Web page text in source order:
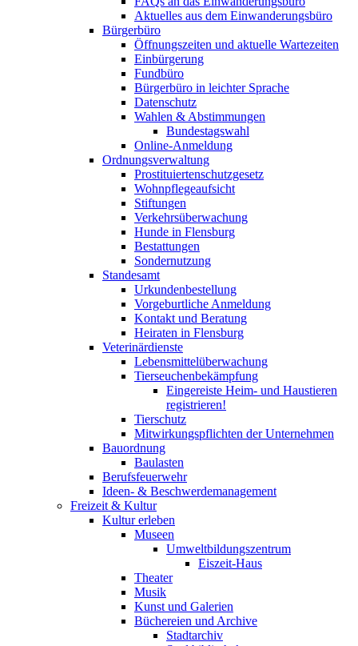
Aktuelles aus dem Einwanderungsbüro
Bürgerbüro
Öffnungszeiten und aktuelle Wartezeiten
Einbürgerung
Fundbüro
Bürgerbüro in leichter Sprache
Datenschutz
Wahlen & Abstimmungen
Bundestagswahl
Online-Anmeldung
Ordnungsverwaltung
Prostituiertenschutzgesetz
Wohnpflegeaufsicht
Stiftungen
Verkehrsüberwachung
Hunde in Flensburg
Bestattungen
Sondernutzung
Standesamt
Urkundenbestellung
Vorgeburtliche Anmeldung
Kontakt und Beratung
Heiraten in Flensburg
Veterinärdienste
Lebensmittelüberwachung
Tierseuchenbekämpfung
Eingereiste Heim- und Haustieren
registrieren!
Tierschutz
Mitwirkungspflichten der Unternehmen
Bauordnung
Baulasten
Berufsfeuerwehr
Ideen- & Beschwerdemanagement
Freizeit & Kultur
Kultur erleben
Museen
Umweltbildungszentrum
Eiszeit-Haus
Theater
Musik
Kunst und Galerien
Büchereien und Archive
Stadtarchiv